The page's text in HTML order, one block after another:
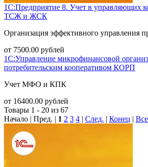
1С:Предприятие 8. Учет в управляющих
ТСЖ и ЖСК
Организация эффективного управления
от 7500.00 рублей
1С:Управление микрофинансовой
потребительским кооперативом КОРП
Учет МФО и КПК
от 16400.00 рублей
Товары 1 - 20 из 67
Начало | Пред. | 1 2 3 4 | След. | Конец | Все